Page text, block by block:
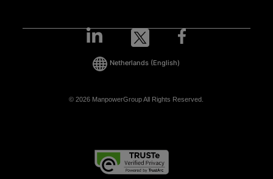
© 2026 ManpowerGroup All Rights Reserved.
Netherlands (English)